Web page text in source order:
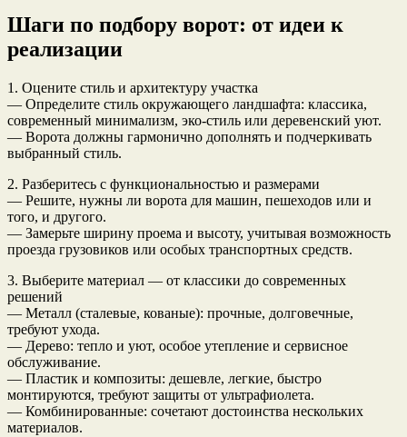
Шаги по подбору ворот: от идеи к
реализации
1. Оцените стиль и архитектуру участка
— Определите стиль окружающего ландшафта: классика,
современный минимализм, эко-стиль или деревенский уют.
— Ворота должны гармонично дополнять и подчеркивать
выбранный стиль.
2. Разберитесь с функциональностью и размерами
— Решите, нужны ли ворота для машин, пешеходов или и
того, и другого.
— Замерьте ширину проема и высоту, учитывая возможность
проезда грузовиков или особых транспортных средств.
3. Выберите материал — от классики до современных
решений
— Металл (сталевые, кованые): прочные, долговечные,
требуют ухода.
— Дерево: тепло и уют, особое утепление и сервисное
обслуживание.
— Пластик и композиты: дешевле, легкие, быстро
монтируются, требуют защиты от ультрафиолета.
— Комбинированные: сочетают достоинства нескольких
материалов.